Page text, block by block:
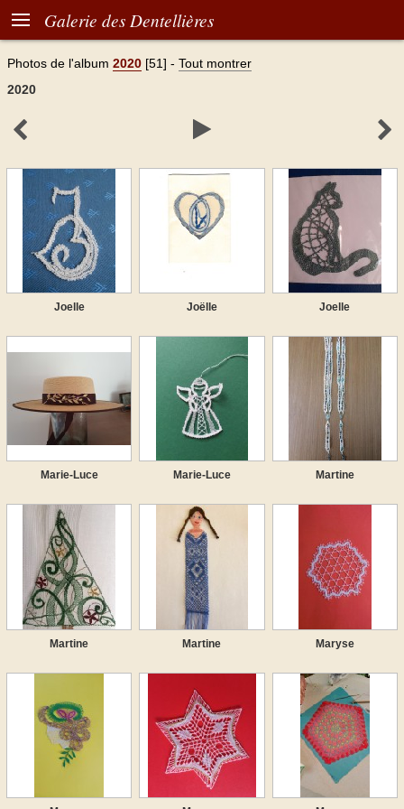
 Galerie des Dentellières
Photos de l'album 2020 [51] - Tout montrer
2020
  
Joelle Joëlle Joelle
Marie-Luce Marie-Luce Martine
Martine Martine Maryse